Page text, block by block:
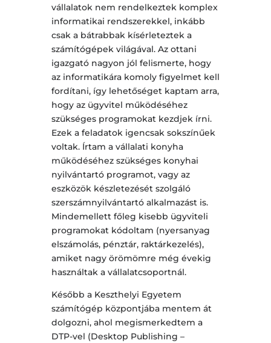
vállalatok nem rendelkeztek komplex
informatikai rendszerekkel, inkább
csak a bátrabbak kísérleteztek a
számítógépek világával. Az ottani
igazgató nagyon jól felismerte, hogy
az informatikára komoly figyelmet kell
fordítani, így lehetőséget kaptam arra,
hogy az ügyvitel működéséhez
szükséges programokat kezdjek írni.
Ezek a feladatok igencsak sokszínűek
voltak. Írtam a vállalati konyha
működéséhez szükséges konyhai
nyilvántartó programot, vagy az
eszközök készletezését szolgáló
szerszámnyilvántartó alkalmazást is.
Mindemellett főleg kisebb ügyviteli
programokat kódoltam (nyersanyag
elszámolás, pénztár, raktárkezelés),
amiket nagy örömömre még évekig
használtak a vállalatcsoportnál.
Később a Keszthelyi Egyetem
számítógép központjába mentem át
dolgozni, ahol megismerkedtem a
DTP-vel (Desktop Publishing –